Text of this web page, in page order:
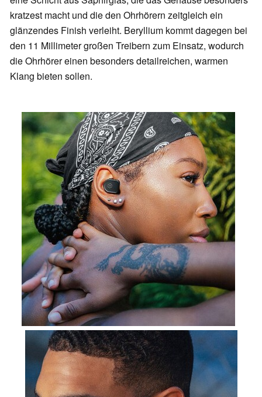
kratzest macht und die den Ohrhörern zeitgleich ein
glänzendes Finish verleiht. Beryllium kommt dagegen bei
den 11 Millimeter großen Treibern zum Einsatz, wodurch
die Ohrhörer einen besonders detailreichen, warmen
Klang bieten sollen.